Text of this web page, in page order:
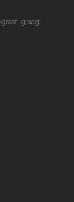
graag!